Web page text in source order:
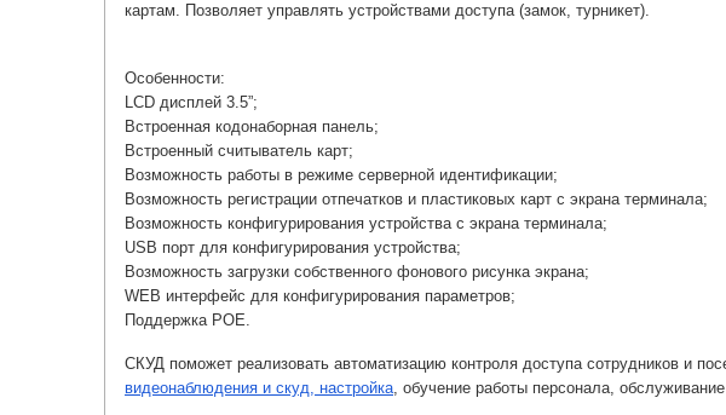
картам. Позволяет управлять устройствами доступа (замок, турникет).
Особенности:
LCD дисплей 3.5”;
Встроенная кодонаборная панель;
Встроенный считыватель карт;
Возможность работы в режиме серверной идентификации;
Возможность регистрации отпечатков и пластиковых карт с экрана терминала;
Возможность конфигурирования устройства с экрана терминала;
USB порт для конфигурирования устройства;
Возможность загрузки собственного фонового рисунка экрана;
WEB интерфейс для конфигурирования параметров;
Поддержка POE.
СКУД поможет реализовать автоматизацию контроля доступа сотрудников и
видеонаблюдения и скуд, настройка, обучение работы персонала,